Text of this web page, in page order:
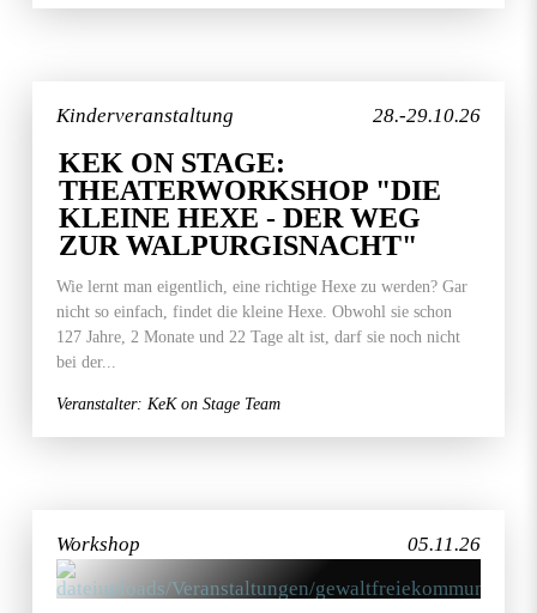
28.-29.10.26
Kinderveranstaltung
KEK ON STAGE:
THEATERWORKSHOP "DIE
KLEINE HEXE - DER WEG
ZUR WALPURGISNACHT"
Wie lernt man eigentlich, eine richtige Hexe zu werden? Gar
nicht so einfach, findet die kleine Hexe. Obwohl sie schon
127 Jahre, 2 Monate und 22 Tage alt ist, darf sie noch nicht
bei der...
Veranstalter: KeK on Stage Team
05.11.26
Workshop